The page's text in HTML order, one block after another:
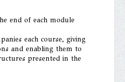
end of each module
each course, giving
and enabling them to
presented in the